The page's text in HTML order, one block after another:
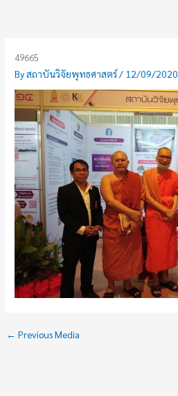
49665
Byสถาบันวิจัยพุทธศาสตร์/ 12/09/2020
← Previous Media